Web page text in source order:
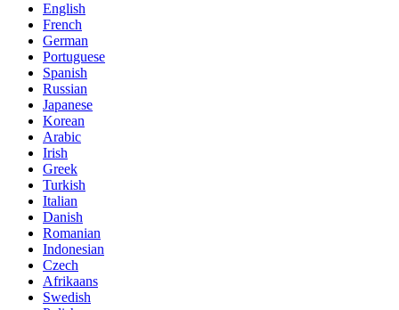
English
French
German
Portuguese
Spanish
Russian
Japanese
Korean
Arabic
Irish
Greek
Turkish
Italian
Danish
Romanian
Indonesian
Czech
Afrikaans
Swedish